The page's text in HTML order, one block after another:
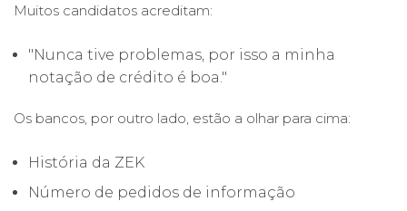
Muitos candidatos acreditam:
"Nunca tive problemas, por isso a minha
notação de crédito é boa."
Os bancos, por outro lado, estão a olhar para cima:
História da ZEK
Número de pedidos de informação